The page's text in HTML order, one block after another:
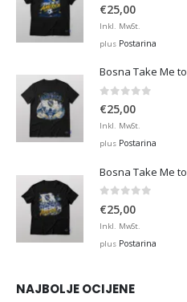
€25,00
Inkl. MwSt.
plus Postarina
Bosna Take Me
0 out of 5
€25,00
Inkl. MwSt.
plus Postarina
Bosna Take Me
€25,00
Inkl. MwSt.
plus Postarina
NAJBOLJE OCIJENE